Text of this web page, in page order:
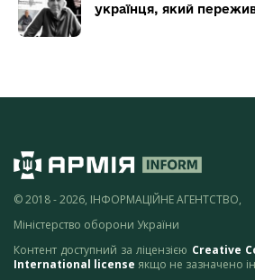
українця, який
© 2018 - 2026, ІНФОРМАЦІЙНЕ АГЕНТСТВО,
Міністерство оборони України
Контент доступний за ліцензією Creative
International license якщо не зазначено